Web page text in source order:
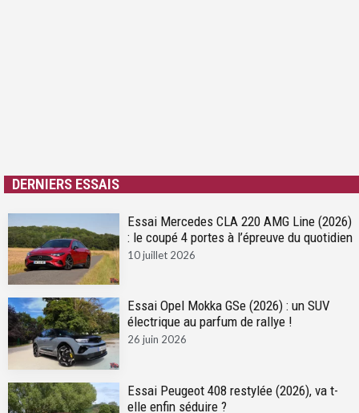
DERNIERS ESSAIS
Essai Mercedes CLA 220 AMG Line (2026)
: le coupé 4 portes à l’épreuve du quotidien
10 juillet 2026
Essai Opel Mokka GSe (2026) : un SUV
électrique au parfum de rallye !
26 juin 2026
Essai Peugeot 408 restylée (2026), va t-
elle enfin séduire ?